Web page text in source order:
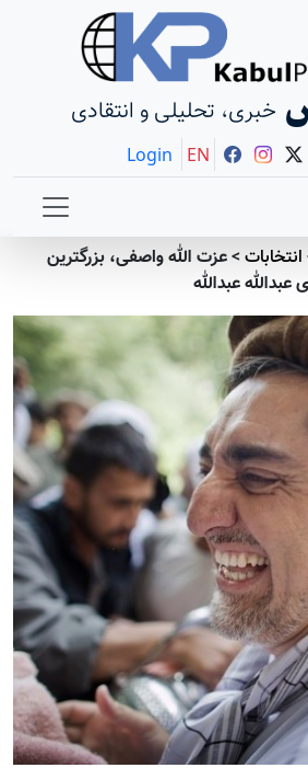
خبری، تحلیلی و انتقادی
Login EN
انتخابات>عزت الله واصفی، بزرگترین
عبدالله